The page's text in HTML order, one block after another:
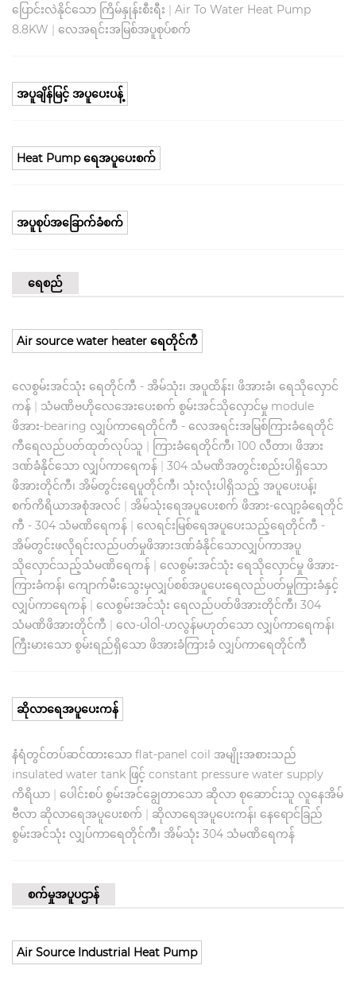
ပြောင်းလဲနိုင်သော ကြိမ်နှုန်းစီးရီး | Air To Water Heat Pump
8.8KW | လေအရင်းအမြစ်အပူစုပ်စက်
အပူချိန်မြင့် အပူပေးပန့်
Heat Pump ရေအပူပေးစက်
အပူစုပ်အခြောက်ခံစက်
ရေစည်
Air source water heater ရေတိုင်ကီ
လေစွမ်းအင်သုံး ရေတိုင်ကီ - အိမ်သုံး၊ အပူထိန်း၊ ဖိအားခံ၊ ရေသိုလှောင်
ကန် | သံမဏိဗဟိုလေအေးပေးစက် စွမ်းအင်သိုလှောင်မှု module
ဖိအား-bearing လျှပ်ကာရေတိုင်ကီ - လေအရင်းအမြစ်ကြားခံရေတိုင်
ကီရေလည်ပတ်ထုတ်လုပ်သူ | ကြားခံရေတိုင်ကီ၊ 100 လီတာ၊ ဖိအား
ဒဏ်ခံနိုင်သော လျှပ်ကာရေကန် | 304 သံမဏိအတွင်းစည်းပါရှိသော
ဖိအားတိုင်ကီ၊ အိမ်တွင်းရေပူတိုင်ကီ၊ သုံးလုံးပါရှိသည့် အပူပေးပန့်၊
စက်ကိရိယာအစုံအလင် | အိမ်သုံးရေအပူပေးစက် ဖိအား-လျော့ခံရေတိုင်
ကီ - 304 သံမဏိရေကန် | လေရင်းမြစ်ရေအပူပေးသည့်ရေတိုင်ကီ -
အိမ်တွင်းဖလိုရင်းလည်ပတ်မှုဖိအားဒဏ်ခံနိုင်သောလျှပ်ကာအပူ
သိုလှောင်သည့်သံမဏိရေကန် | လေစွမ်းအင်သုံး ရေသိုလှောင်မှု ဖိအား-
ကြားခံကန်၊ ကျောက်မီးသွေးမှလျှပ်စစ်အပူပေးရေလည်ပတ်မှုကြားခံနှင့်
လျှပ်ကာရေကန် | လေစွမ်းအင်သုံး ရေလည်ပတ်ဖိအားတိုင်ကီ၊ 304
သံမဏိဖိအားတိုင်ကီ | လေ-ပါဝါ-ဟလွန်မဟုတ်သော လျှပ်ကာရေကန်၊
ကြီးမားသော စွမ်းရည်ရှိသော ဖိအားခံကြားခံ လျှပ်ကာရေတိုင်ကီ
ဆိုလာရေအပူပေးကန်
နံရံတွင်တပ်ဆင်ထားသော flat-panel coil အမျိုးအစားသည်
insulated water tank ဖြင့် constant pressure water supply
ကိရိယာ | ပေါင်းစပ် စွမ်းအင်ချွေတာသော ဆိုလာ စုဆောင်းသူ လူနေအိမ်
ဗီလာ ဆိုလာရေအပူပေးစက် | ဆိုလာရေအပူပေးကန်၊ နေရောင်ခြည်
စွမ်းအင်သုံး လျှပ်ကာရေတိုင်ကီ၊ အိမ်သုံး 304 သံမဏိရေကန်
စက်မှုအပူပဌာန်
Air Source Industrial Heat Pump